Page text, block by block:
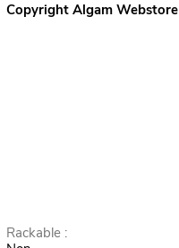
Copyright Algam Webstore
Rackable :